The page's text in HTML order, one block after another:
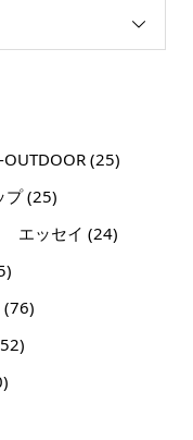
OUTDOOR(25)
プ(25)
エッセイ (24)
(76)